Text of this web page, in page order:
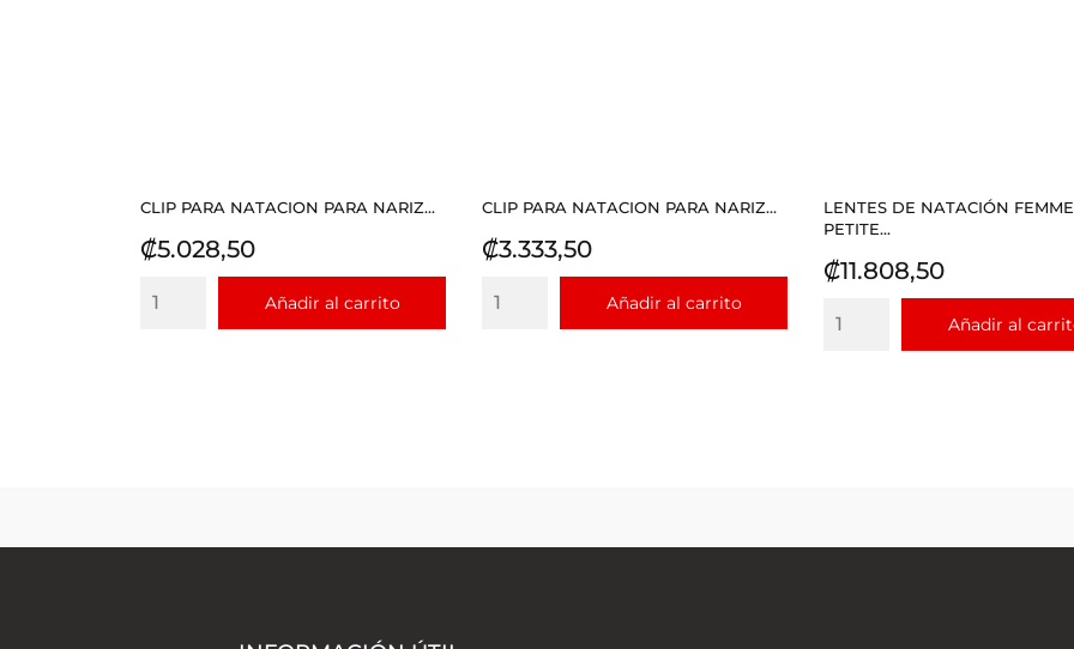
CLIP PARA NATACION PARA NARIZ...
Precio
₡5.028,50
Añadir al carrito
CLIP PARA NATACION PARA NARIZ...
Precio
₡3.333,50
Añadir al carrito
LENTES DE NATACIÓN FEMME
PETITE...
Precio
₡11.808,50
Añadir al